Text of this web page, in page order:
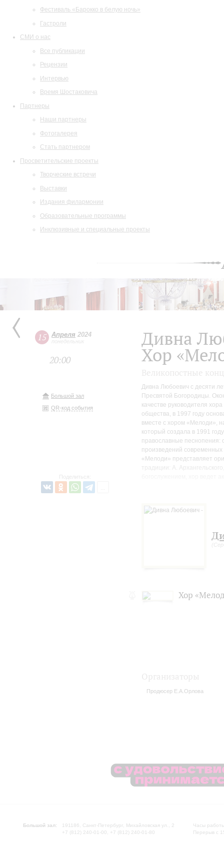
Фестиваль «Барокко в белую ночь»
Гастроли
СМИ о нас
Все публикации
Рецензии
Интервью
Время Шостаковича
Партнеры
Наши партнеры
Фотогалерея
Стать партнером
Просветительские проекты
Творческие встречи
Выставки
Издания филармонии
Образовательные программы
Инклюзивные и специальные проекты
15 Апреля 2024
понедельник
20:00
Большой зал
QR-код события
Поделиться:
Дивна
Хор
Дивна Любоевич с десяти
Пресвятой Богородицы.
качестве руководителя
общества, в 1997 году
вместе с хором «Мелоди»,
который создала в 1991
православные песнопения:
произведений
«Мелоди» представляет
традиции: А.
(Франция). Голос певицы
В дни великого поста у
уникальный голос сербской
Хор
Продюсер Е.А.Орлова
Большой зал:
191186, Санкт-Петербург, Михайловская ул., 2
+7 (812) 240-01-00, +7 (812) 240-01-80
Часы
Перерыв с